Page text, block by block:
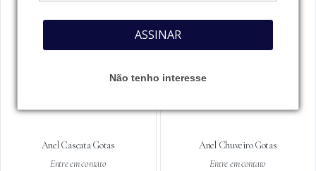
ASSINAR
Não tenho interesse
Anel Cascata Gotas
Entre em contato
Anel Chuveiro Gotas
Entre em contato